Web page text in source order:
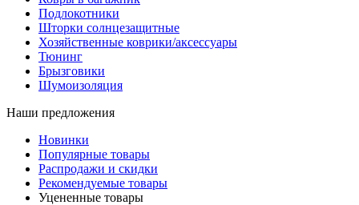
Подлокотники
Шторки солнцезащитные
Хозяйственные коврики/аксессуары
Тюнинг
Брызговики
Шумоизоляция
Наши предложения
Новинки
Популярные товары
Распродажи и скидки
Рекомендуемые товары
Уцененные товары